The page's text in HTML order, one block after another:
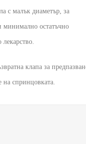
с малък диаметър, за
минимално остатъчно
лекарство.
клапа за
на спринцовката.